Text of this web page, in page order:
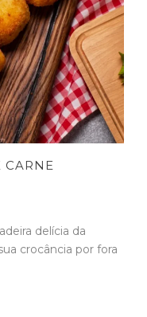
CARNE
delícia da
crocância por fora